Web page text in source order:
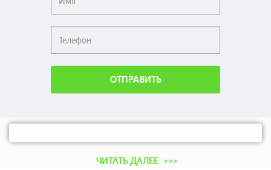
ОТПРАВИТЬ
ЧИТАТЬ ДАЛЕЕ >>>